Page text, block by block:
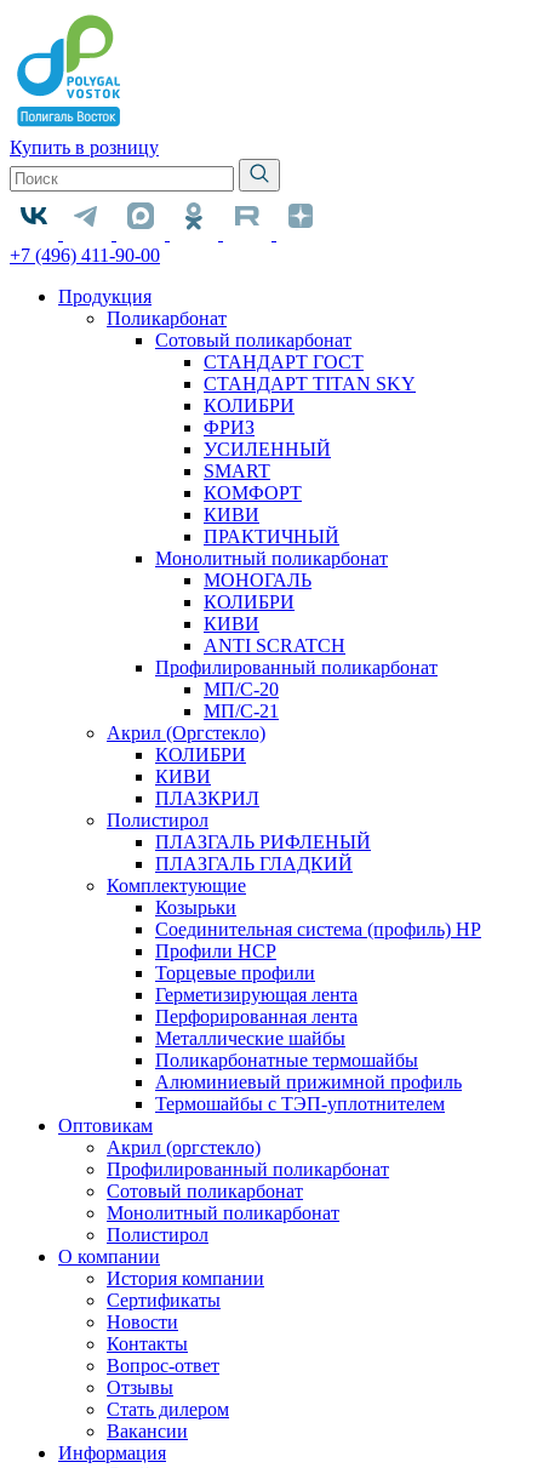
Купить в розницу
+7 (496) 411-90-00
Продукция
Поликарбонат
Сотовый поликарбонат
СТАНДАРТ ГОСТ
СТАНДАРТ TITAN SKY
КОЛИБРИ
ФРИЗ
УСИЛЕННЫЙ
SMART
КОМФОРТ
КИВИ
ПРАКТИЧНЫЙ
Монолитный поликарбонат
МОНОГАЛЬ
КОЛИБРИ
КИВИ
ANTI SCRATCH
Профилированный поликарбонат
МП/С-20
МП/С-21
Акрил (Оргстекло)
КОЛИБРИ
КИВИ
ПЛАЗКРИЛ
Полистирол
ПЛАЗГАЛЬ РИФЛЕНЫЙ
ПЛАЗГАЛЬ ГЛАДКИЙ
Комплектующие
Козырьки
Соединительная система (профиль) HP
Профили HCP
Торцевые профили
Герметизирующая лента
Перфорированная лента
Металлические шайбы
Поликарбонатные термошайбы
Алюминиевый прижимной профиль
Термошайбы с ТЭП-уплотнителем
Оптовикам
Акрил (оргстекло)
Профилированный поликарбонат
Сотовый поликарбонат
Монолитный поликарбонат
Полистирол
О компании
История компании
Сертификаты
Новости
Контакты
Вопрос-ответ
Отзывы
Стать дилером
Вакансии
Информация